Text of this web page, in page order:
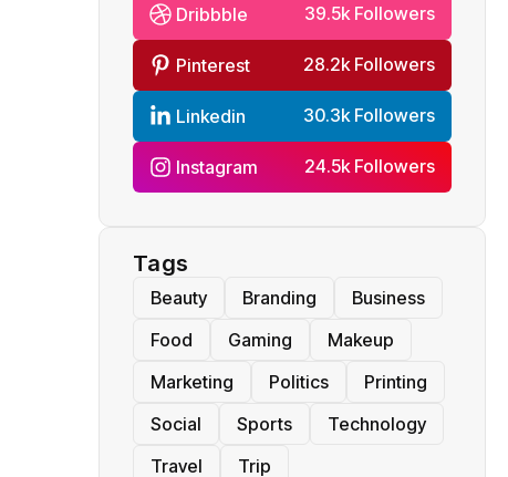
Dribbble 39.5k Followers
Pinterest 28.2k Followers
Linkedin 30.3k Followers
Instagram 24.5k Followers
Tags
Beauty Branding
Business
Food
Gaming
Makeup
Marketing
Politics
Printing
Social
Sports
Technology
Travel
Trip